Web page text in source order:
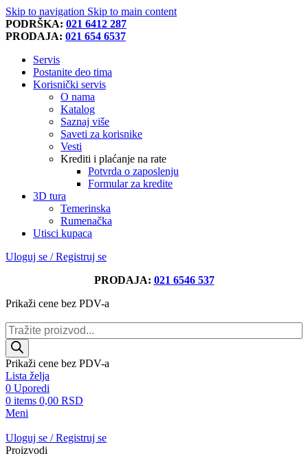
Skip to navigation Skip to main content
PODRŠKA: 021 6412 287
PRODAJA: 021 654 6537
Servis
Postanite deo tima
Korisnički servis
O nama
Katalog
Saznaj više
Saveti za korisnike
Vesti
Krediti i plaćanje na rate
Potvrda o zaposlenju
Formular za kredite
3D tura
Temerinska
Rumenačka
Utisci kupaca
Uloguj se / Registruj se
PRODAJA: 021 6546 537
Prikaži cene bez PDV-a
Products
search
Prikaži cene bez PDV-a
Lista želja
0 Uporedi
0 items 0,00 RSD
Meni
Uloguj se / Registruj se
Proizvodi